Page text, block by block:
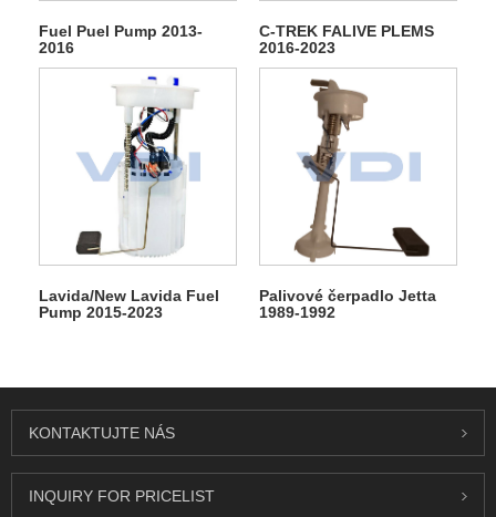
Fuel Puel Pump 2013-
2016
C-TREK FALIVE PLEMS
2016-2023
Lavida/New Lavida Fuel
Pump 2015-2023
Palivové čerpadlo Jetta
1989-1992
KONTAKTUJTE NÁS
INQUIRY FOR PRICELIST